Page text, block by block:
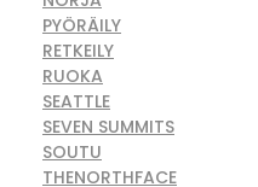
PYÖRÄILY
RETKEILY
RUOKA
SEATTLE
SEVEN SUMMITS
SOUTU
THENORTHFACE